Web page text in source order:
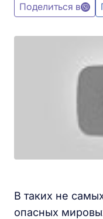
Поделиться в
В таких не
опасных